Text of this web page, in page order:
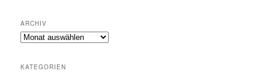
ARCHIV
Archiv
KATEGORIEN